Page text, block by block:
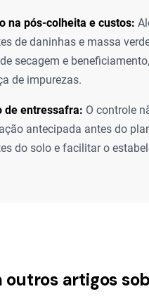
na pós-colheita e custos:
de daninhas e massa
secagem e
de impurezas.
de entressafra: O controle
antecipada antes do
do solo e facilitar o
outros artigos